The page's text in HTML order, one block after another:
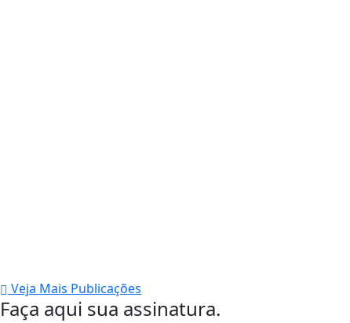
Veja Mais Publicações
Faça aqui sua assinatura.